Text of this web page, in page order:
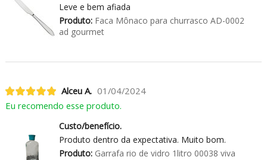
Leve e bem afiada
Produto:Faca Mônaco para churrasco AD-0002
ad gourmet
Alceu A. 01/04/2024
Eu recomendo esse produto.
Custo/benefício.
Produto dentro da expectativa. Muito bom.
Produto:Garrafa rio de vidro 1litro 00038 viva